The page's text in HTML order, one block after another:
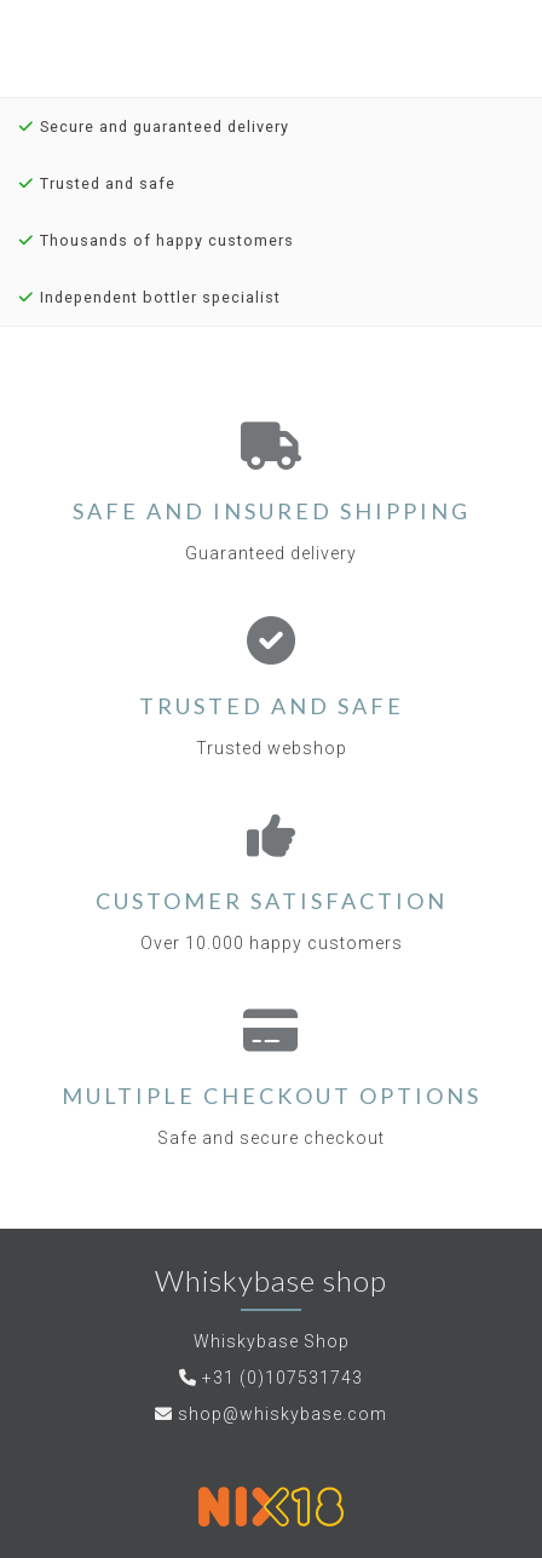
Secure and guaranteed delivery
Trusted and safe
Thousands of happy customers
Independent bottler specialist
SAFE AND INSURED SHIPPING
Guaranteed delivery
TRUSTED AND SAFE
Trusted webshop
CUSTOMER SATISFACTION
Over 10.000 happy customers
MULTIPLE CHECKOUT OPTIONS
Safe and secure checkout
Whiskybase shop
Whiskybase Shop
+31 (0)107531743
shop@whiskybase.com